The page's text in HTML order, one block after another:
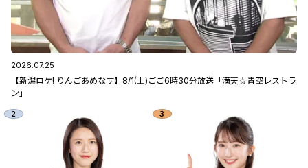
2026.07.25
【新潟ロケ! りんごあめなす】8/1(土)ごご6時30分放送「満天☆青空レストラ
ン」